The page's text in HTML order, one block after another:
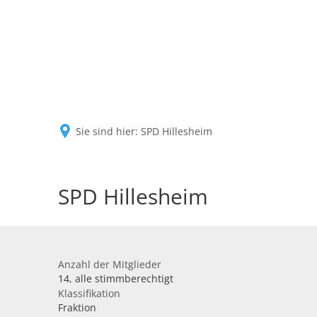
Sie sind hier: SPD Hillesheim
SPD Hillesheim
Anzahl der Mitglieder
14, alle stimmberechtigt
Klassifikation
Fraktion